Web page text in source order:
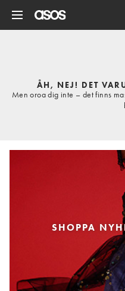
ÅH, NEJ! DET
Men oroa dig inte – det finns
SHOPPA